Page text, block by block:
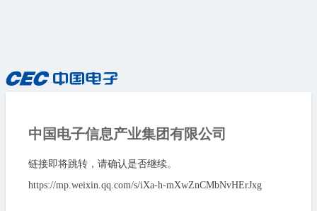
中国电子信息产业集团有限公司
链接即将跳转，请确认是否继续。
https://mp.weixin.qq.com/s/iXa-h-mXwZnCMbNvHErJxg